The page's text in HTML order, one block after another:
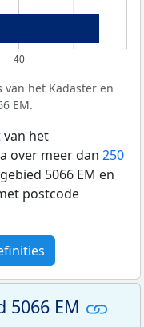
40
het Kadaster en
EM.
van het
over meer dan 250
5066 EM en
postcode
5066 EM